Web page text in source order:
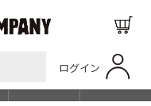
ログイン
SHOP LIST